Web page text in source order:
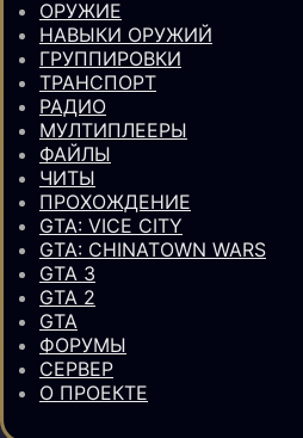
ОРУЖИЕ
НАВЫКИ ОРУЖИЙ
ГРУППИРОВКИ
ТРАНСПОРТ
РАДИО
МУЛТИПЛЕЕРЫ
ФАЙЛЫ
ЧИТЫ
ПРОХОЖДЕНИЕ
GTA: VICE CITY
GTA: CHINATOWN WARS
GTA 3
GTA 2
GTA
ФОРУМЫ
СЕРВЕР
О ПРОЕКТЕ